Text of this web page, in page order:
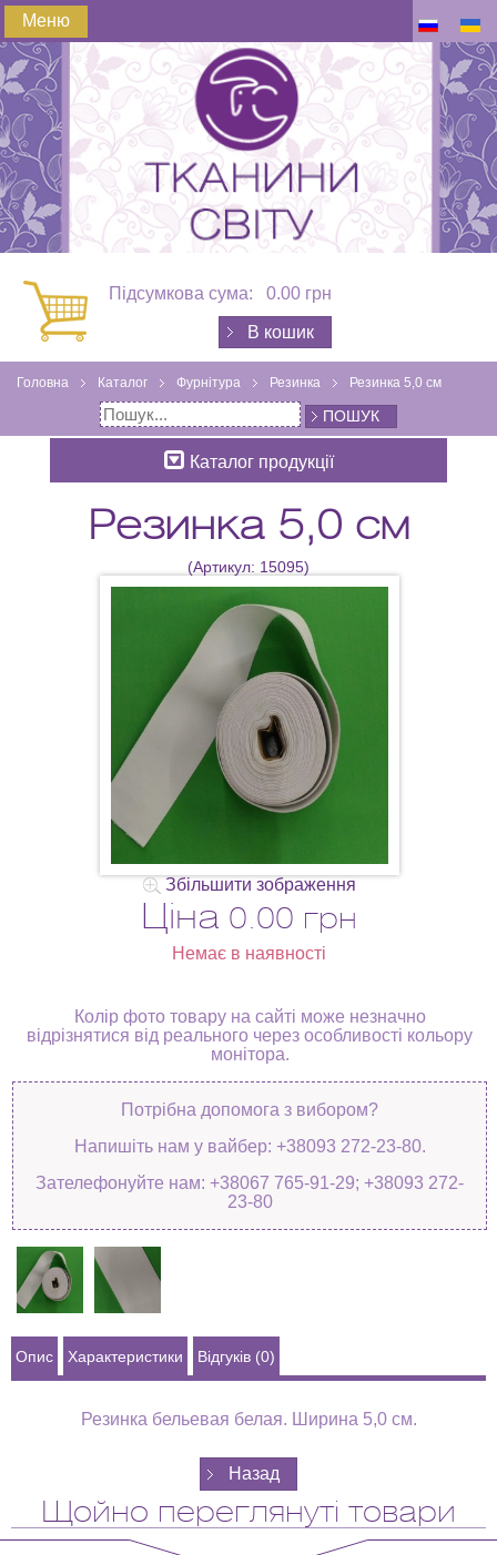
Меню
Підсумкова сума: 0.00 грн
В кошик
Головна Каталог Фурнітура Резинка Резинка 5,0 см
ПОШУК
Каталог продукції
Резинка 5,0 см
(Артикул: 15095)
Збільшити зображення
Ціна 0.00 грн
Немає в наявності
Колір фото товару на сайті може незначно
відрізнятися від реального через особливості кольору
монітора.
Потрібна допомога з вибором?
Напишіть нам у вайбер: +38093 272-23-80.
Зателефонуйте нам: +38067 765-91-29; +38093 272-
23-80
Опис Характеристики Відгуків (0)
Резинка бельевая белая. Ширина 5,0 см.
Щойно переглянуті товари